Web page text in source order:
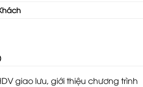
giao lưu, giới thiệu chương trình